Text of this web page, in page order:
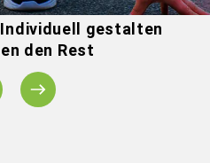
gestalten
den Rest